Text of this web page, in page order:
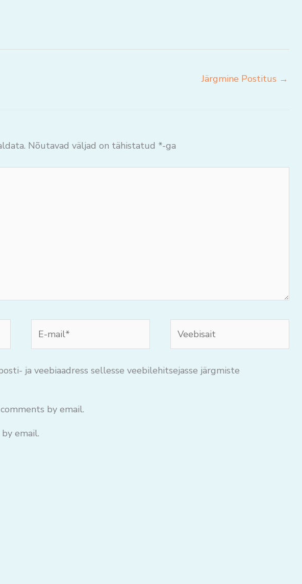
Järgmine Postitus →
Nõutavad väljad on tähistatud *-ga
mail*
ja veebiaadress sellesse veebilehitsejasse järgmiste
by email.
email.